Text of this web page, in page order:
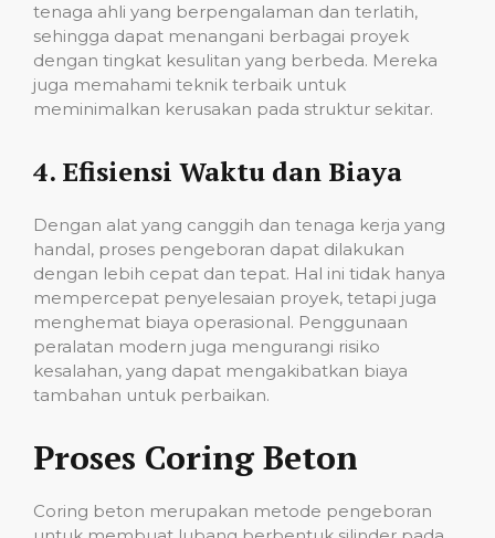
tenaga ahli yang berpengalaman dan terlatih,
sehingga dapat menangani berbagai proyek
dengan tingkat kesulitan yang berbeda. Mereka
juga memahami teknik terbaik untuk
meminimalkan kerusakan pada struktur sekitar.
4. Efisiensi Waktu dan Biaya
Dengan alat yang canggih dan tenaga kerja yang
handal, proses pengeboran dapat dilakukan
dengan lebih cepat dan tepat. Hal ini tidak hanya
mempercepat penyelesaian proyek, tetapi juga
menghemat biaya operasional. Penggunaan
peralatan modern juga mengurangi risiko
kesalahan, yang dapat mengakibatkan biaya
tambahan untuk perbaikan.
Proses Coring Beton
Coring beton merupakan metode pengeboran